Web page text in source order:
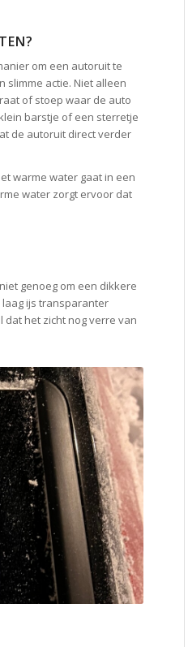
om een autoruit te
slimme actie. Niet alleen
of stoep waar de auto
barstje of een sterretje
de autoruit direct verder
warme water gaat in een
water zorgt ervoor dat
genoeg om een dikkere
laag ijs transparanter
het zicht nog verre van